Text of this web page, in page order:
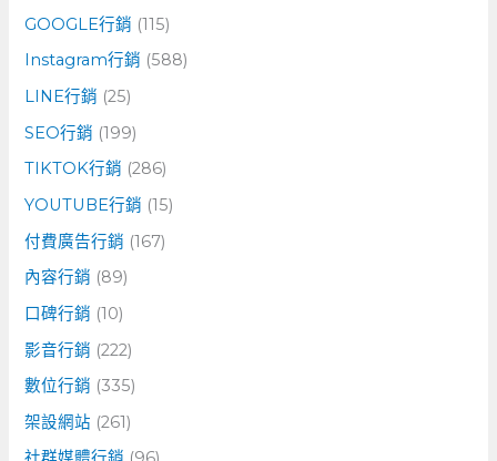
GOOGLE行銷 (115)
Instagram行銷 (588)
LINE行銷 (25)
SEO行銷 (199)
TIKTOK行銷 (286)
YOUTUBE行銷 (15)
付費廣告行銷 (167)
內容行銷 (89)
口碑行銷 (10)
影音行銷 (222)
數位行銷 (335)
架設網站 (261)